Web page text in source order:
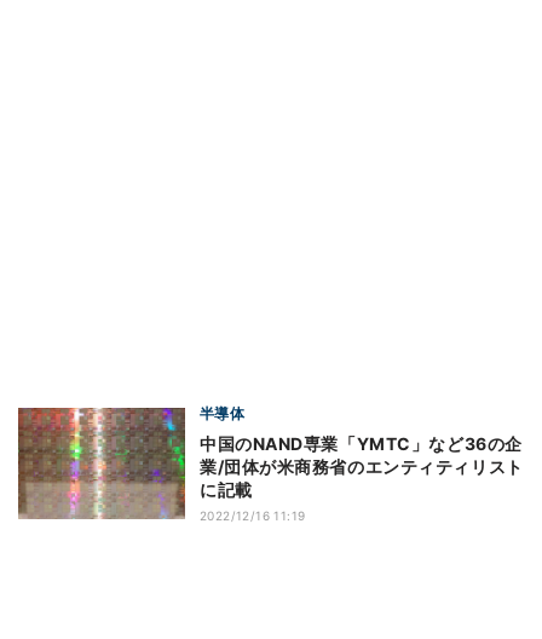
半導体
中国のNAND専業「YMTC」など36の企
業/団体が米商務省のエンティティリスト
に記載
2022/12/16 11:19